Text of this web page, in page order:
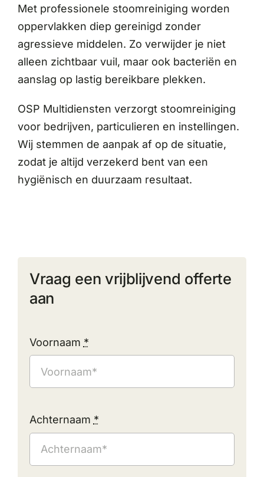
Met professionele stoomreiniging worden
oppervlakken diep gereinigd zonder
agressieve middelen. Zo verwijder je niet
alleen zichtbaar vuil, maar ook bacteriën en
aanslag op lastig bereikbare plekken.
OSP Multidiensten verzorgt stoomreiniging
voor bedrijven, particulieren en instellingen.
Wij stemmen de aanpak af op de situatie,
zodat je altijd verzekerd bent van een
hygiënisch en duurzaam resultaat.
Vraag een vrijblijvend offerte
aan
Voornaam *
Achternaam *